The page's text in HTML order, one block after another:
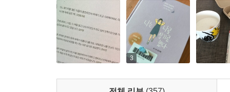
불친절한 세상에서 ‘나’로 살아남기 위해
눈치 보지 않고 나다울 수 있는 ‘당신’을 위해
평범하지만 아름다운 ‘우리’ 보통의 존재들을 위하
내가 아닌 모습으로 사랑받느니
3